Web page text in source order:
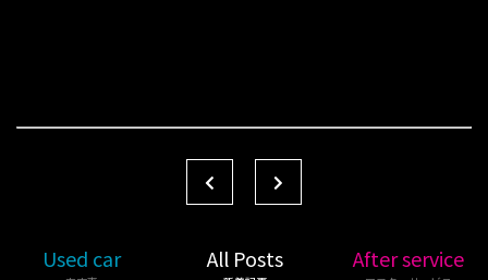
Used car All Posts After service